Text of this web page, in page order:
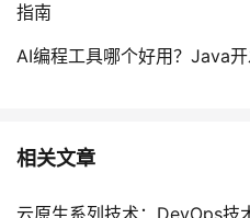
指南
AI编程工具哪个好用？Java
相关文章